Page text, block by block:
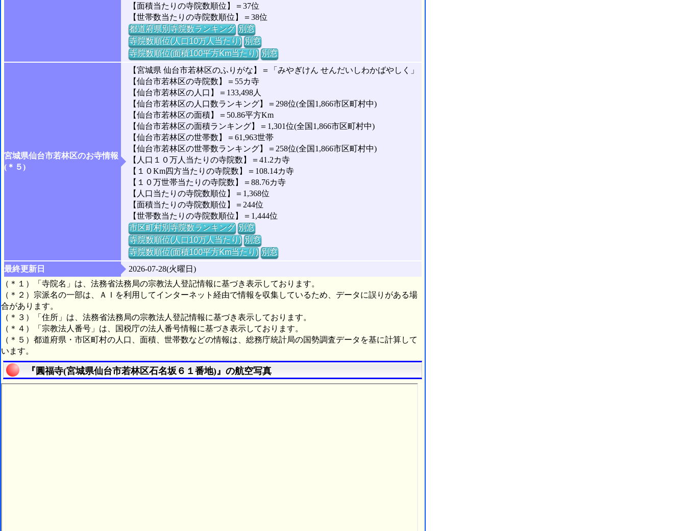
【面積当たりの寺院数順位】＝37位
【世帯数当たりの寺院数順位】＝38位
都道府県別寺院数ランキング 別窓
寺院数順位(人口10万人当たり) 別窓
寺院数順位(面積100平方Km当たり) 別窓
宮城県仙台市若林区のお寺情報
(＊５)
【宮城県 仙台市若林区のふりがな】＝「みやぎけん せんだいしわかばやしく」
【仙台市若林区の寺院数】＝55カ寺
【仙台市若林区の人口】＝133,498人
【仙台市若林区の人口数ランキング】＝298位(全国1,866市区町村中)
【仙台市若林区の面積】＝50.86平方Km
【仙台市若林区の面積ランキング】＝1,301位(全国1,866市区町村中)
【仙台市若林区の世帯数】＝61,963世帯
【仙台市若林区の世帯数ランキング】＝258位(全国1,866市区町村中)
【人口１０万人当たりの寺院数】＝41.2カ寺
【１０Km四方当たりの寺院数】＝108.14カ寺
【１０万世帯当たりの寺院数】＝88.76カ寺
【人口当たりの寺院数順位】＝1,368位
【面積当たりの寺院数順位】＝244位
【世帯数当たりの寺院数順位】＝1,444位
市区町村別寺院数ランキング 別窓
寺院数順位(人口10万人当たり) 別窓
寺院数順位(面積100平方Km当たり) 別窓
最終更新日
2026-07-28(火曜日)
（＊１）「寺院名」は、法務省法務局の宗教法人登記情報に基づき表示しております。
（＊２）宗派名の一部は、ＡＩを利用してインターネット経由で情報を収集しているため、データに誤りがある場
合があります。
（＊３）「住所」は、法務省法務局の宗教法人登記情報に基づき表示しております。
（＊４）「宗教法人番号」は、国税庁の法人番号情報に基づき表示しております。
（＊５）都道府県・市区町村の人口、面積、世帯数などの情報は、総務庁統計局の国勢調査データを基に計算して
います。
『圓福寺(宮城県仙台市若林区石名坂６１番地)』の航空写真